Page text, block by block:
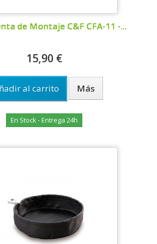
de Montaje C&F CFA-11 -...
15,90 €
al carrito Más
En Stock - Entrega 24h